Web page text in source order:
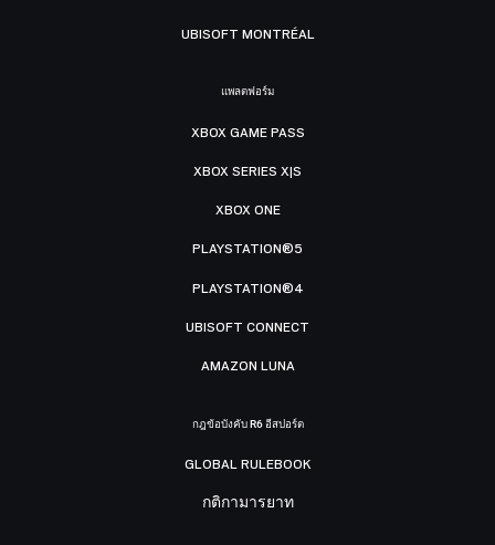
UBISOFT MONTRÉAL
แพลตฟอร์ม
XBOX GAME PASS
XBOX SERIES X|S
XBOX ONE
PLAYSTATION®5
PLAYSTATION®4
UBISOFT CONNECT
AMAZON LUNA
กฎข้อบังคับ R6 อีสปอร์ต
GLOBAL RULEBOOK
กติกามารยาท